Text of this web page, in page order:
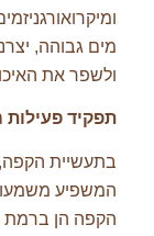
מים גבוהה,
ולשפר את
תפקיד
בתעשיית
המשפיע
הקפה הן ברמת